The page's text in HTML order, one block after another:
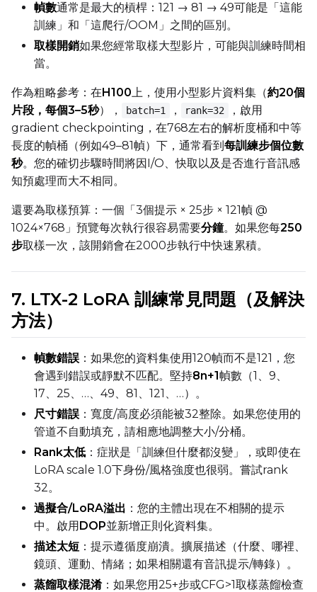
Prompt
Height
Width
Height
LoRA Scale
幀數通常是最大的槓桿：121 → 81 → 49可能是「這能
訓練」和「這爬行/OOM」之間的區別。
取樣開銷如果您經常取樣大型影片，可能與訓練時間相
當。
作為粗略參考：在 H100上，使用小型影片資料集（約20個
片段，每個3–5秒）， batch=1 ， rank=32
，啟用
gradient checkpointing，在768左右的解析度桶和中等
長度的幀桶（例如49–81幀）下，通常看到 每訓練步個位數
秒。您的確切步驟時間將因I/O、快取以及是否進行音訊感
知預處理而大不相同。
還要為取樣預算：一個「3個提示 × 25步 × 121幀 @
1024×768」預覽每次執行很容易需要分鐘。如果您每250
步取樣一次，該開銷會在2000步執行中快速累積。
7. LTX-2 LoRA 訓練常見問題（及解決
方法）
幀數錯誤 ：如果您的資料集使用120幀而不是121，您
會遇到錯誤或靜默不匹配。堅持8n+1幀數（1、9、
17、25、…、49、81、121、…）。
尺寸錯誤 ：寬度/高度必須能被32整除。如果您使用的
管道不自動填充，請相應地調整大小/分桶。
Rank太低 ：症狀是「訓練但什麼都沒變」，或即使在
LoRA scale 1.0下身份/風格強度也很弱。嘗試rank
32。
過擬合/LoRA溢出 ：您的主體出現在不相關的提示
中。啟用DOP並新增正則化資料集。
描述太短 ：提示遵循度崩潰。擴展描述（什麼、哪裡、
鏡頭、運動、情緒；如果相關還有音訊提示/轉錄）。
蒸餾取樣混淆：如果您用25+步或CFG>1取樣蒸餾檢查